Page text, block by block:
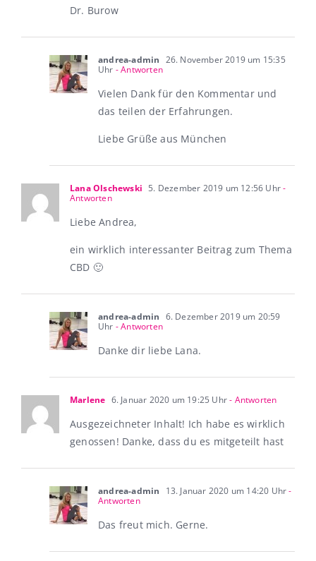
Dr. Burow
andrea-admin 26. November 2019 um 15:35
Uhr - Antworten
Vielen Dank für den Kommentar und
das teilen der Erfahrungen.
Liebe Grüße aus München
Lana Olschewski 5. Dezember 2019 um 12:56 Uhr-
Antworten
Liebe Andrea,
ein wirklich interessanter Beitrag zum Thema
CBD 🙂
andrea-admin 6. Dezember 2019 um 20:59
Uhr - Antworten
Danke dir liebe Lana.
Marlene 6. Januar 2020 um 19:25 Uhr- Antworten
Ausgezeichneter Inhalt! Ich habe es wirklich
genossen! Danke, dass du es mitgeteilt hast
andrea-admin 13. Januar 2020 um 14:20 Uhr-
Antworten
Das freut mich. Gerne.